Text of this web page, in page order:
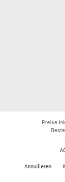
Preise
Annullieren